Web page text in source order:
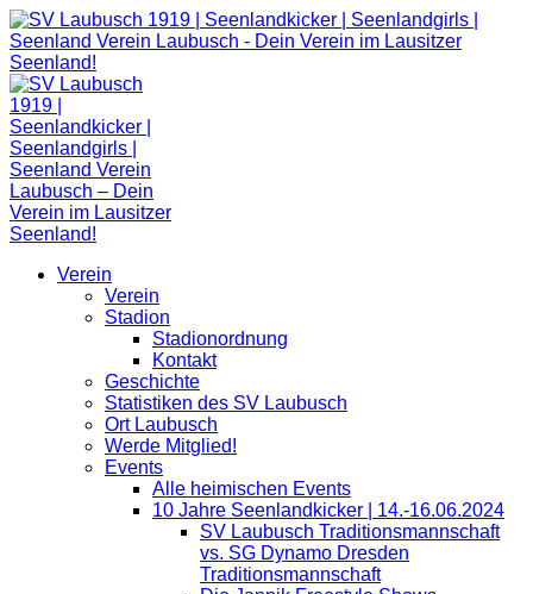
Zum
Inhalt
springen
Verein
Verein
Stadion
Stadionordnung
Kontakt
Geschichte
Statistiken des SV Laubusch
Ort Laubusch
Werde Mitglied!
Events
Alle heimischen Events
10 Jahre Seenlandkicker | 14.-16.06.2024
SV Laubusch Traditionsmannschaft
vs. SG Dynamo Dresden
Traditionsmannschaft